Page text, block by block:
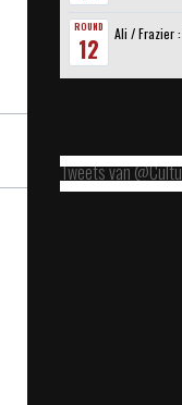
ROUND
12 Ali / Frazier
Tweets van